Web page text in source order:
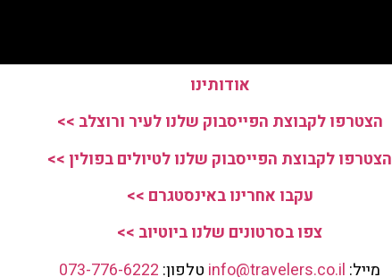
אודותינו
הצטרפו לקבוצת הפייסבוק שלנו לעיר ורוצלב >>
הצטרפו לקבוצת הפייסבוק שלנו לטיולים בפולין >>
עקבו אחרינו באינסטגרם >>
צפו בסרטונים שלנו ביוטיוב >>
מייל:
טלפון: 073-776-6222